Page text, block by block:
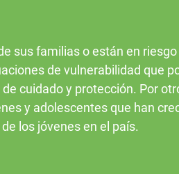
sus familias o están en
de vulnerabilidad que
cuidado y protección. Por
y adolescentes que han
los jóvenes en el país.